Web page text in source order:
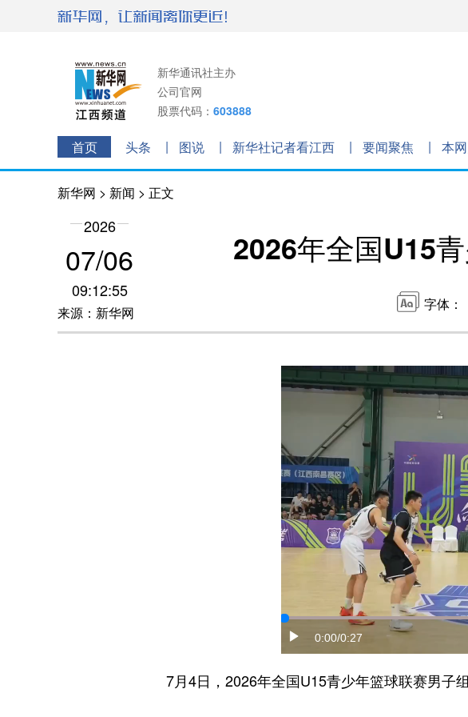
新华通讯社主办
公司官网
股票代码： 603888
首页 头条 图说 新华社记者看江西 要闻聚焦 本
新华网 > 新闻 > 正文
2026
07/06
09:12:55
来源：新华网
2026年全国U15
字体：
0:00/0:27
7月4日，2026年全国U15青少年篮球联赛男子组